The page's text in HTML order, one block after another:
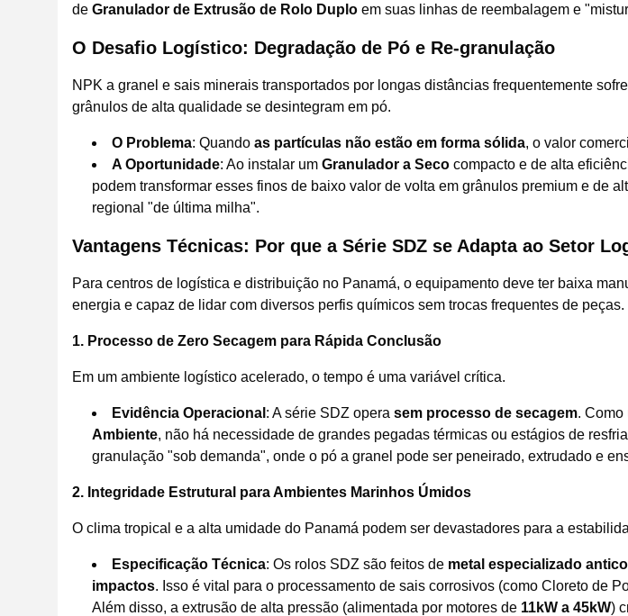
de Granulador de Extrusão de Rolo Duplo em suas linhas de reembalagem e
O Desafio Logístico: Degradação de Pó e Re-granulação
NPK a granel e sais minerais transportados por longas distâncias frequentemente
grânulos de alta qualidade se desintegram em pó.
O Problema: Quando as partículas não estão em forma sólida, o valor
A Oportunidade: Ao instalar um Granulador a Seco compacto e de alta
podem transformar esses finos de baixo valor de volta em grânulos premium e de
regional "de última milha".
Vantagens Técnicas: Por que a Série SDZ se Adapta ao Setor
Para centros de logística e distribuição no Panamá, o equipamento deve ter baixa
energia e capaz de lidar com diversos perfis químicos sem trocas frequentes de peças.
1. Processo de Zero Secagem para Rápida Conclusão
Em um ambiente logístico acelerado, o tempo é uma variável crítica.
Evidência Operacional : A série SDZ opera sem processo de secagem. Como
Ambiente, não há necessidade de grandes pegadas térmicas ou estágios de
granulação "sob demanda", onde o pó a granel pode ser peneirado, extrudado e
2. Integridade Estrutural para Ambientes Marinhos Úmidos
O clima tropical e a alta umidade do Panamá podem ser devastadores para a
Especificação Técnica: Os rolos SDZ são feitos de metal especializado
impactos. Isso é vital para o processamento de sais corrosivos (como Cloreto de
Além disso, a extrusão de alta pressão (alimentada por motores de 11kW a 45kW)